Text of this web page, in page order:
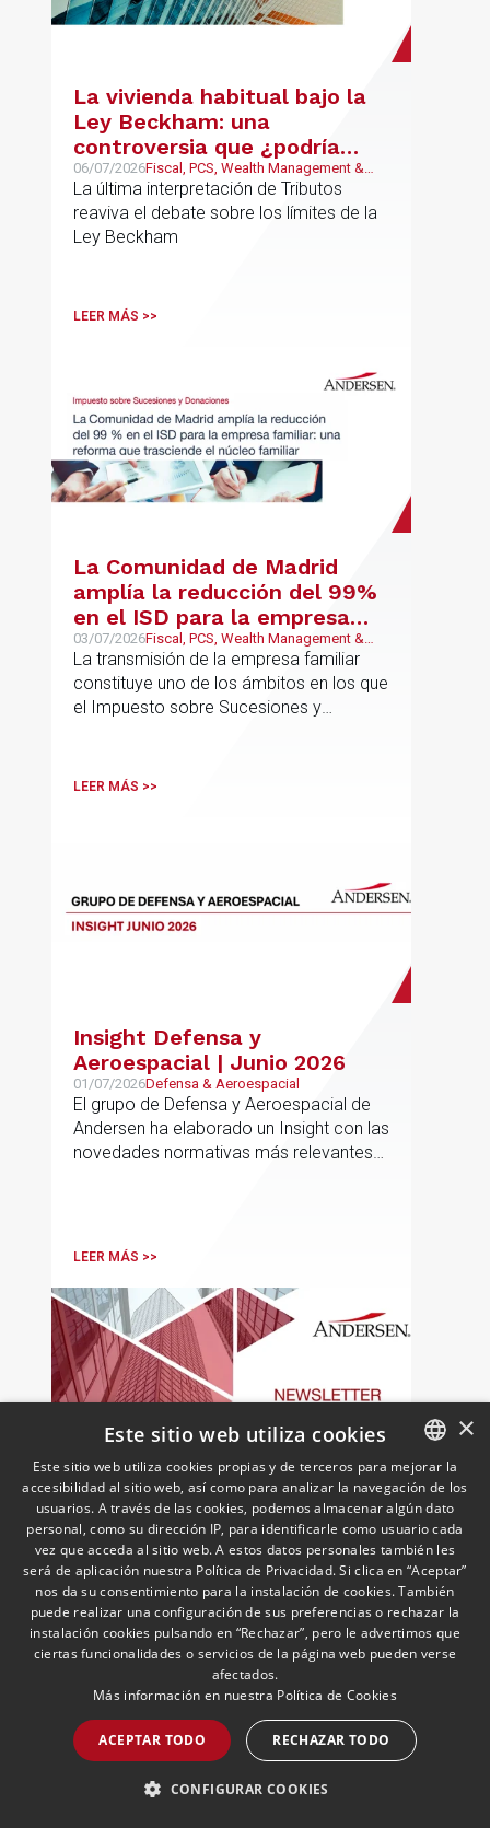
La vivienda habitual bajo la
Ley Beckham: una
controversia que ¿podría
estar llegando a su fin?
06/07/2026Fiscal, PCS, Wealth Management &
Family Business
La última interpretación de Tributos
reaviva el debate sobre los límites de la
Ley Beckham
LEER MÁS >>
La Comunidad de Madrid
amplía la reducción del 99%
en el ISD para la empresa
familiar: una reforma que
trasciende el núcleo familiar
03/07/2026Fiscal, PCS, Wealth Management &
Family Business
La transmisión de la empresa familiar
constituye uno de los ámbitos en los que
el Impuesto sobre Sucesiones y
LEER MÁS >>
Insight Defensa y
Aeroespacial | Junio 2026
01/07/2026Defensa & Aeroespacial
El grupo de Defensa y Aeroespacial de
Andersen ha elaborado un Insight con las
novedades normativas más relevantes
LEER MÁS >>
Newsletter Mecenazgo |
Junio 2026
30/06/2026 Mecenazgo & Fundaciones
Analizamos las novedades legislativas
del mes de junio en materia de
mecenazgo
LEER MÁS >>
SPANISH
ENGLISH
PORTUGUESE
×
Este sitio web utiliza cookies
Este sitio web utiliza cookies propias y de terceros para mejorar la
accesibilidad al sitio web, así como para analizar la navegación de los
usuarios. A través de las cookies, podemos almacenar algún dato
personal, como su dirección IP, para identificarle como usuario cada
vez que acceda al sitio web. A estos datos personales también les
será de aplicación nuestra Política de Privacidad. Si clica en “Aceptar”
nos da su consentimiento para la instalación de cookies. También
puede realizar una configuración de sus preferencias o rechazar la
instalación cookies pulsando en “Rechazar”, pero le advertimos que
ciertas funcionalidades o servicios de la página web pueden verse
afectados.
Más información en nuestra Política de Cookies
ACEPTAR TODO RECHAZAR TODO
CONFIGURAR COOKIES